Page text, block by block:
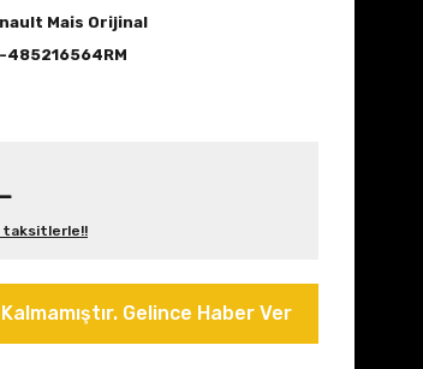
Mais Orijinal
485216564RM
taksitlerle!!
Gelince Haber Ver